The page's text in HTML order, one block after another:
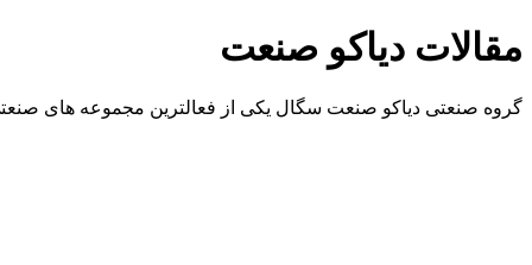
مقالات دیاکو صنعت
گروه صنعتی دیاکو صنعت سگال یکی از فعالترین مجموعه های